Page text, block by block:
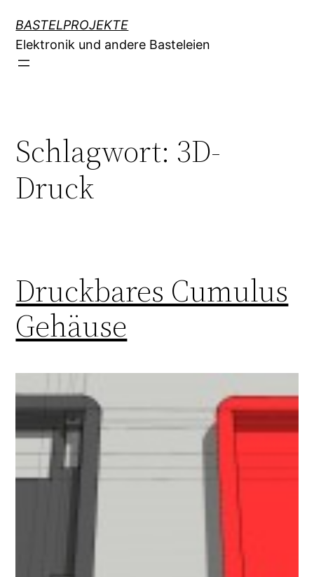
Inhalt
springen
BASTELPROJEKTE
Elektronik und andere Basteleien
Schlagwort: 3D-
Druck
Druckbares Cumulus
Gehäuse